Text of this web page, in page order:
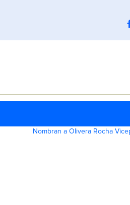
Nombran a Olivera Rocha